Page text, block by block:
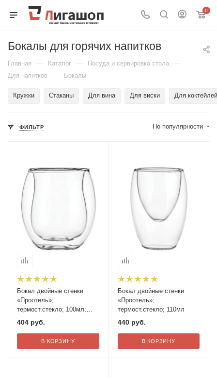
0
Бокалы для горячих напитков
Главная — Каталог — Посуда и сервировка стола —
Для напитков — Бокалы
Кружки Стаканы Для вина Для виски Для коктейлей
ФИЛЬТР По популярности
Бокал двойные стенки
«Проотель»;
термост.стекло; 100мл;
D=60,H=88мм
404 руб.
В КОРЗИНУ
Бокал двойные стенки
«Проотель»;
термост.стекло; 110мл
440руб.
В КОРЗИНУ